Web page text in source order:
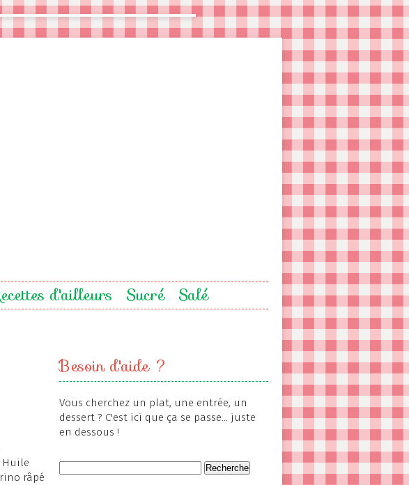
d'ailleurs Sucré Salé
Huile
râpé
Besoin d'aide ?
Vous cherchez un plat, une entrée, un
dessert ? C'est ici que ça se passe... juste
en dessous !